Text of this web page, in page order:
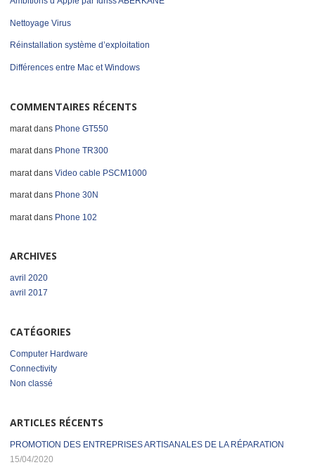
Nettoyage Virus
Réinstallation système d’exploitation
Différences entre Mac et Windows
COMMENTAIRES RÉCENTS
marat dans Phone GT550
maratdans Phone TR300
marat dans Video cable PSCM1000
maratdans Phone 30N
marat dans Phone 102
ARCHIVES
avril 2020
avril 2017
CATÉGORIES
Computer Hardware
Connectivity
Non classé
ARTICLES RÉCENTS
PROMOTION DES ENTREPRISES ARTISANALES DE LA RÉPARATION
15/04/2020